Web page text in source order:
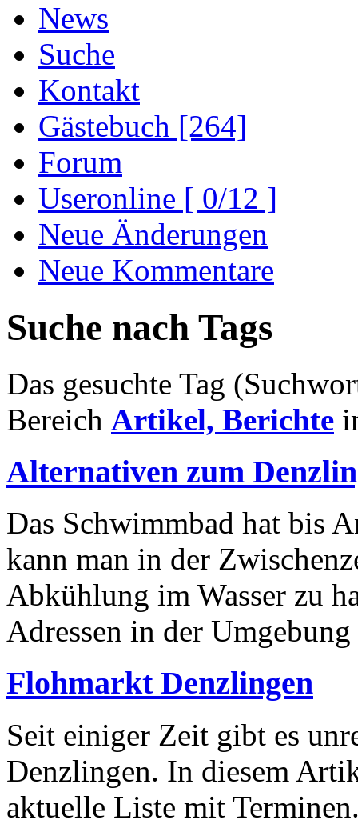
News
Suche
Kontakt
Gästebuch [264]
Forum
Useronline [ 0/12 ]
Neue Änderungen
Neue Kommentare
Suche nach Tags
Das gesuchte Tag
Bereich Artikel, Berichte
Alternativen zum
Das Schwimmbad hat bis
kann man in der
Abkühlung im Wasser zu
Adressen in der Umgebung
Flohmarkt Denzlingen
Seit einiger Zeit gibt es
Denzlingen. In diesem
aktuelle Liste mit